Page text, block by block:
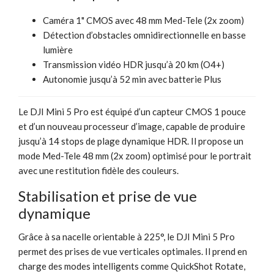
Caméra 1" CMOS avec 48 mm Med-Tele (2x zoom)
Détection d’obstacles omnidirectionnelle en basse
lumière
Transmission vidéo HDR jusqu’à 20 km (O4+)
Autonomie jusqu’à 52 min avec batterie Plus
Le DJI Mini 5 Pro est équipé d’un capteur CMOS 1 pouce
et d’un nouveau processeur d’image, capable de produire
jusqu’à 14 stops de plage dynamique HDR. Il propose un
mode Med-Tele 48 mm (2x zoom) optimisé pour le portrait
avec une restitution fidèle des couleurs.
Stabilisation et prise de vue
dynamique
Grâce à sa nacelle orientable à 225°, le DJI Mini 5 Pro
permet des prises de vue verticales optimales. Il prend en
charge des modes intelligents comme QuickShot Rotate,